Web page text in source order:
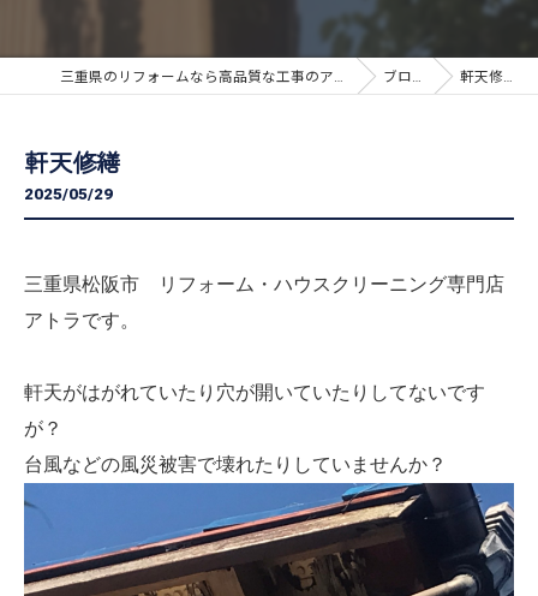
三重県のリフォームなら高品質な工事のアトラ ブログ 軒天修繕
軒天修繕
2025/05/29
三重県松阪市 リフォーム・ハウスクリーニング専門店
アトラです。
軒天がはがれていたり穴が開いていたりしてないです
が？
台風などの風災被害で壊れたりしていませんか？